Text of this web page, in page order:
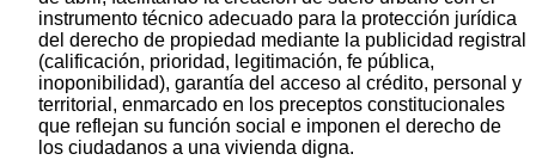
instrumento técnico adecuado para la protección jurídica
del derecho de propiedad mediante la publicidad registral
(calificación, prioridad, legitimación, fe pública,
inoponibilidad), garantía del acceso al crédito, personal y
territorial, enmarcado en los preceptos constitucionales
que reflejan su función social e imponen el derecho de
los ciudadanos a una vivienda digna.